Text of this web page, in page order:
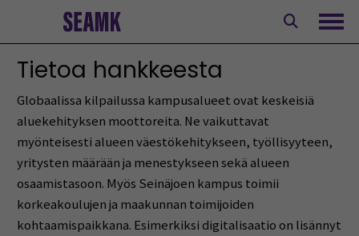
Tietoa hankkeesta
Globaalissa kilpailussa kampusalueet ovat keskeisiä
aluekehityksen moottoreita. Ne vaikuttavat
myönteisesti alueen väestökehitykseen, työllisyyteen,
yritysten määrään ja menestykseen sekä alueen
osaamistasoon. Myös Seinäjoen kampus toimii
korkeakoulujen ja maakunnan toimijoiden
kohtaamispaikkana. Esimerkiksi digitalisaatio on lisännyt